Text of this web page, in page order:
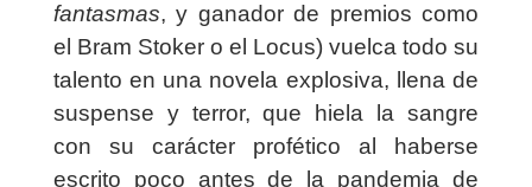
fantasmas, y ganador de premios como
el Bram Stoker o el Locus) vuelca todo su
talento en una novela explosiva, llena de
suspense y terror, que hiela la sangre
con su carácter profético al haberse
escrito poco antes de la pandemia de